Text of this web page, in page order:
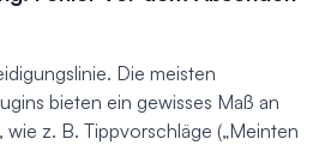
Die meisten
bieten ein gewisses Maß an
wie z. B. Tippvorschläge („Meinten